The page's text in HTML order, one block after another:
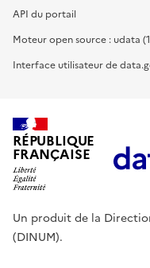
API du portail
Moteur open source : udata
Interface utilisateur de
RÉPUBLIQUE
FRANÇAISE
Un produit de la
(DINUM).